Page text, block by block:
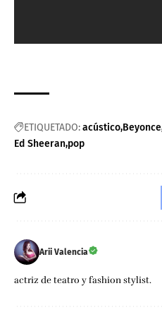
ETIQUETADO:acústico Beyonce
Ed Sheeran pop
Arii Valencia
actriz de teatro y fashion stylist.